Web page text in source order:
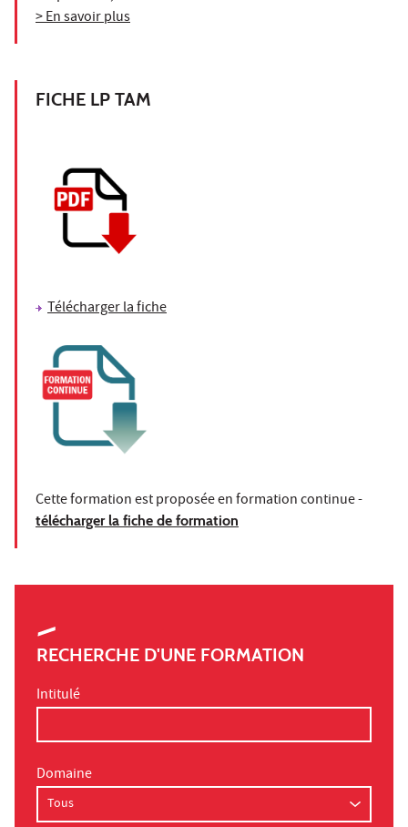
> En savoir plus
FICHE LP TAM
Télécharger la fiche
Cette formation est proposée en formation continue -
télécharger la fiche de formation
RECHERCHE D'UNE FORMATION
Intitulé
Domaine